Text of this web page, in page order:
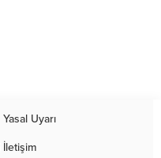
Yasal Uyarı
İletişim